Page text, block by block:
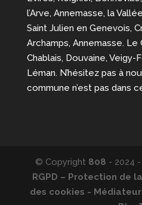
l’Arve, Annemasse, la
Saint Julien en Genevois,
Archamps, Annemasse. Le
Chablais, Douvaine, Veigy-
Léman. N’hésitez pas à
commune n’est pas dans
© Copyright 808 - 2024 -
RGPD – Protection de
des cookies -